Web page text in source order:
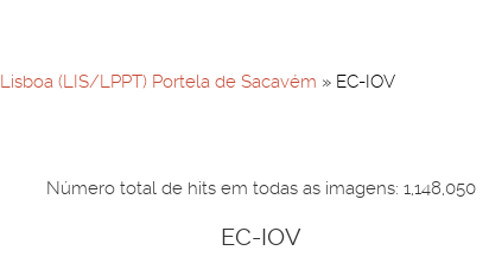
Lisboa (LIS/LPPT) Portela de Sacavém » EC-IOV
Número total de hits em todas as imagens: 1,148,050
EC-IOV